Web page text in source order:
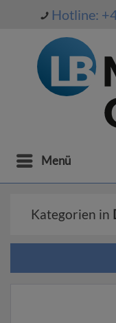
Hotline:
Menü
Kategorien in